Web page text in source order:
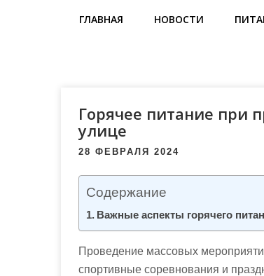
ГЛАВНАЯ НОВОСТИ
Горячее питание при
улице
28 ФЕВРАЛЯ 2024
Содержание
Важные аспекты горячего
Проведение массовых
спортивные соревнования и